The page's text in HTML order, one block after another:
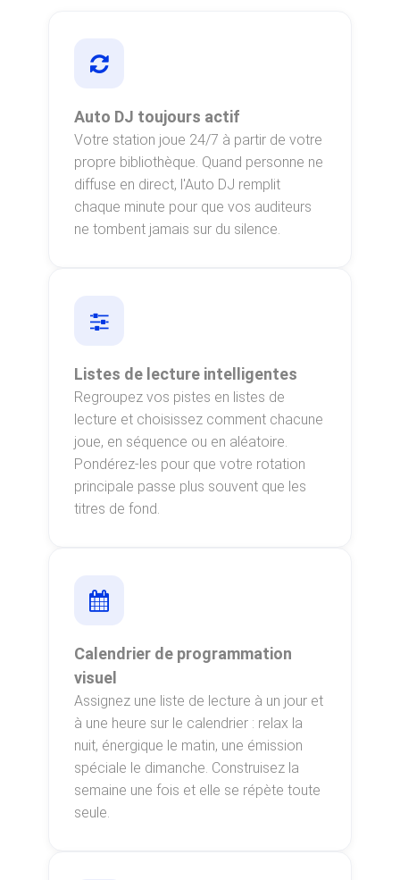
Auto DJ toujours actif
Votre station joue 24/7 à partir de votre
propre bibliothèque. Quand personne ne
diffuse en direct, l'Auto DJ remplit
chaque minute pour que vos auditeurs
ne tombent jamais sur du silence.
Listes de lecture intelligentes
Regroupez vos pistes en listes de
lecture et choisissez comment chacune
joue, en séquence ou en aléatoire.
Pondérez-les pour que votre rotation
principale passe plus souvent que les
titres de fond.
Calendrier de programmation
visuel
Assignez une liste de lecture à un jour et
à une heure sur le calendrier : relax la
nuit, énergique le matin, une émission
spéciale le dimanche. Construisez la
semaine une fois et elle se répète toute
seule.